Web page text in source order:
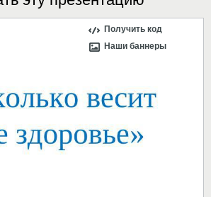
Получить код
Наши баннеры